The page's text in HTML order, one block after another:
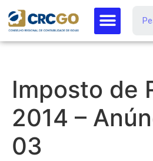
Imposto de
2014 –
03